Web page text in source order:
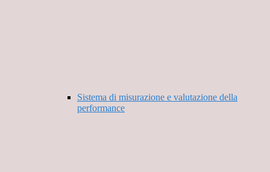
Sistema di misurazione e valutazione della
performance